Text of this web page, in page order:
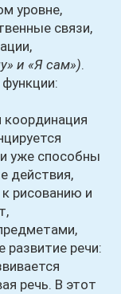
уровне,
связи,
и «Я сам»).
уже способны
действия,
рисованию и
развитие речи:
речь. В этот